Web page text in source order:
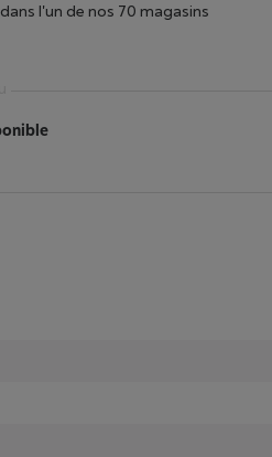
l'un de nos 70 magasins